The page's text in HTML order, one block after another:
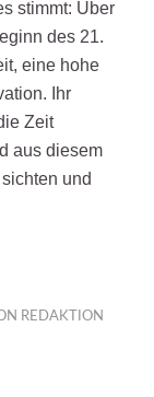
stimmt: Über
des 21.
eine hohe
Ihr
Zeit
aus diesem
und
REDAKTION